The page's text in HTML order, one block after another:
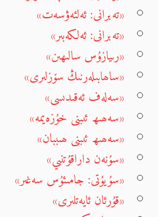
«تەبرانى: ئەلئەۋسەت»
«تەبرانى: ئەلكەبىر»
«رىيازۇس سالىھىن»
«ساھابىلەرنىڭ سۆزلىرى»
«سەلەف ئەقىدىسى»
«سەھىھ ئىبنى خۇزەيمە»
«سەھىھ ئىبنى ھىببان»
«سۇنەن داراقۇتنىي»
«سۇيۇتى: جامىئۇس سەغىر»
«قۇرئان ئايەتلىرى»